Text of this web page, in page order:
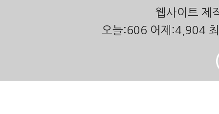
웹사이트 제
오늘:606 어제:4,904